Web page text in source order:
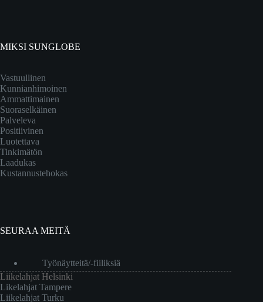
MIKSI SUNGLOBE
Vastuullinen
Kunnianhimoinen
Ammattimainen
Suoraselkäinen
Palveleva
Positiivinen
Luotettava
Tinkimätön
Laadukas
Kustannustehokas
SEURAA MEITÄ
Työnäytteitä/-fiiliksiä
Liikelahjat Helsinki
Likelahjat Tampere
Liikelahjat Turku